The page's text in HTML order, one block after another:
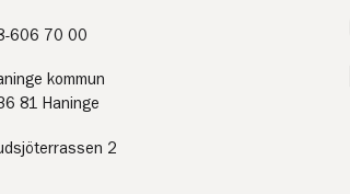
606 70 00
kommun
81 Haninge
2